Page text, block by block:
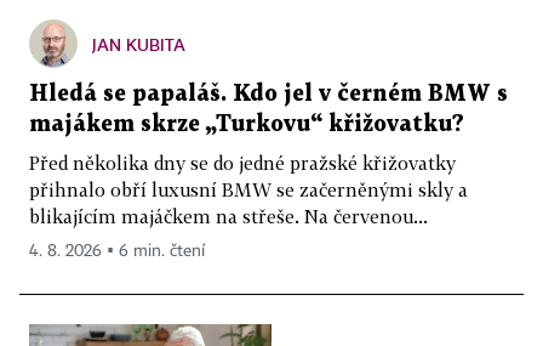
JAN KUBITA
Hledá se papaláš. Kdo jel v černém BMW s
majákem skrze „Turkovu“ křižovatku?
Před několika dny se do jedné pražské křižovatky
přihnalo obří luxusní BMW se začerněnými skly a
blikajícím majáčkem na střeše. Na červenou...
4. 8. 2026 ▪ 6 min. čtení